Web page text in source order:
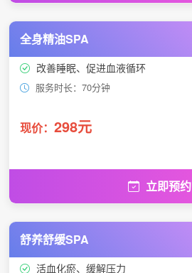
全身精油SPA
改善睡眠、促进血液循环
服务时长：70分钟
现价： 298元
立即预约
舒养舒缓SPA
活血化瘀、缓解压力